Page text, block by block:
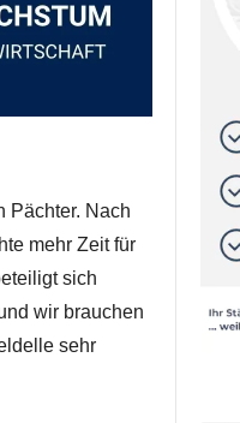
Pächter. Nach
mehr Zeit für
sich
wir brauchen
sehr